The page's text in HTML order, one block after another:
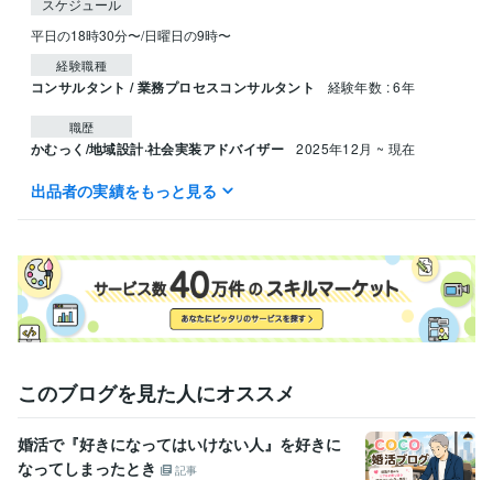
スケジュール
平日の18時30分〜/日曜日の9時〜
経験職種
コンサルタント / 業務プロセスコンサルタント 経験年数 : 6年
職歴
かむっく/地域設計·社会実装アドバイザー 2025年12月 ~ 現在
ビジネス・クリエイティブツール
gemini copilot:1年
学歴
明治大学 1996年3月 ~ 2000年2月
出品者の実績をもっと見る
このブログを見た人にオススメ
婚活で『好きになってはいけない人』を好きに
なってしまったとき
記事